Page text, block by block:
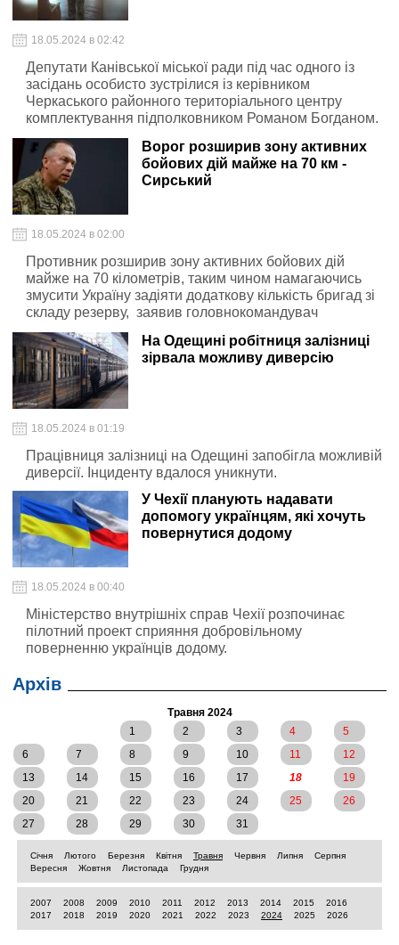
18.05.2024 в 02:42
Депутати Канівської міської ради під час одного із
засідань особисто зустрілися із керівником
Черкаського районного територіального центру
комплектування підполковником Романом Богданом.
Воєнком прийшов до зали, в якій зібралися депутати, і
вручив їм повістки.Ворог розширив зону активних
бойових дій майже на 70 км -
Сирський
18.05.2024 в 02:00
Противник розширив зону активних бойових дій
майже на 70 кілометрів, таким чином намагаючись
змусити Україну задіяти додаткову кількість бригад зі
складу резерву, заявив головнокомандувач
Збройних сил України Олександр Сирський.
На Одещині робітниця залізниці
зірвала можливу диверсію
18.05.2024 в 01:19
Працівниця залізниці на Одещині запобігла можливій
диверсії. Інциденту вдалося уникнути.
У Чехії планують надавати
допомогу українцям, які хочуть
повернутися додому
18.05.2024 в 00:40
Міністерство внутрішніх справ Чехії розпочинає
пілотний проект сприяння добровільному
поверненню українців додому.
Архів
Травня 2024
1
2 3 4
5
6
7 8 9 10 11
12
13
14 15 16 17 18
19
20
21 22 23 24 25
26
27
28 29 30 31
Січня Лютого Березня Квітня Травня Червня Липня
Серпня
Вересня
Жовтня Листопада Грудня
2007 2008 2009 2010 2011 2012 2013 2014 2015
2016
2017
2018 2019 2020 2021 2022 2023 2024 2025 2026